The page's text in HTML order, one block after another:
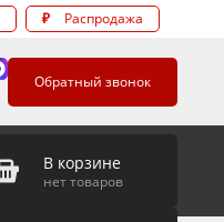
₽ Распродажа
Обратный звонок
В корзине
нет товаров